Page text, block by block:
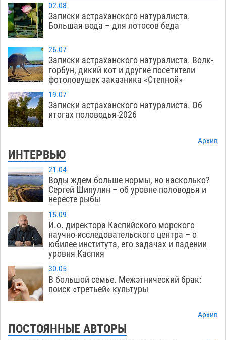
02.08
Записки астраханского натуралиста.
Большая вода – для лотосов беда
26.07
Записки астраханского натуралиста. Волк-
горбун, дикий кот и другие посетители
фотоловушек заказника «Степной»
19.07
Записки астраханского натуралиста. Об
итогах половодья-2026
Архив
ИНТЕРВЬЮ
21.04
Воды ждем больше нормы, но насколько?
Сергей Шипулин – об уровне половодья и
нересте рыбы
15.09
И.о. директора Каспийского морского
научно-исследовательского центра – о
юбилее института, его задачах и падении
уровня Каспия
30.05
В большой семье. Межэтнический брак:
поиск «третьей» культуры
Архив
ПОСТОЯННЫЕ АВТОРЫ